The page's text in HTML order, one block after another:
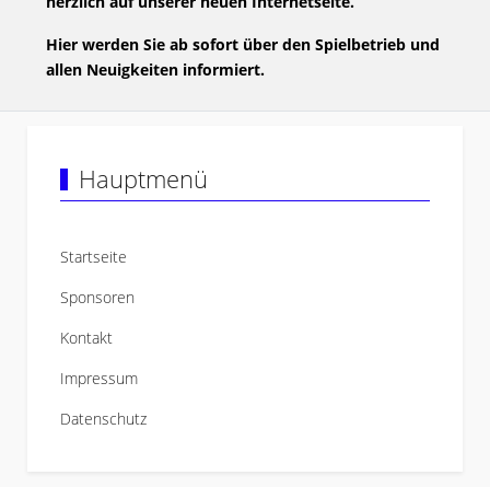
Hier werden Sie ab sofort über den Spielbetrieb und
allen Neuigkeiten informiert.
Hauptmenü
Startseite
Sponsoren
Kontakt
Impressum
Datenschutz